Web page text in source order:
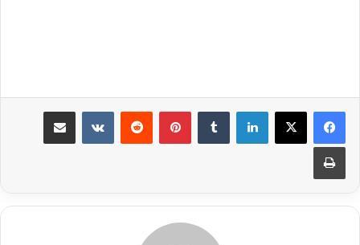
لينكدإن بينتيريست
طباعة